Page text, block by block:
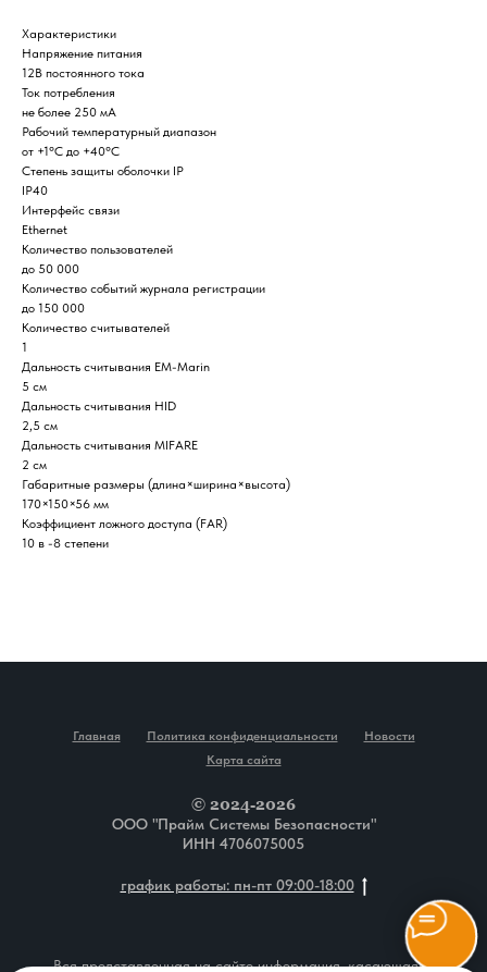
Home
Характеристики
Напряжение питания
12В постоянного тока
Ток потребления
не более 250 мА
Рабочий температурный диапазон
от +1°C до +40°C
Степень защиты оболочки IP
IP40
Интерфейс связи
Ethernet
Количество пользователей
до 50 000
Количество событий журнала регистрации
до 150 000
Количество считывателей
1
Дальность считывания EM-Marin
5 см
Дальность считывания HID
2,5 см
Дальность считывания MIFARE
2 см
Габаритные размеры (длина×ширина×высота)
170×150×56 мм
Коэффициент ложного доступа (FAR)
10 в -8 степени
Главная Политика конфиденциальности
Новости
Карта сайта
© 2024-2026
ООО "Прайм Системы Безопасности"
ИНН 4706075005
график работы: пн-пт 09:00-18:00
Вся представленная на сайте информация, касающаяся